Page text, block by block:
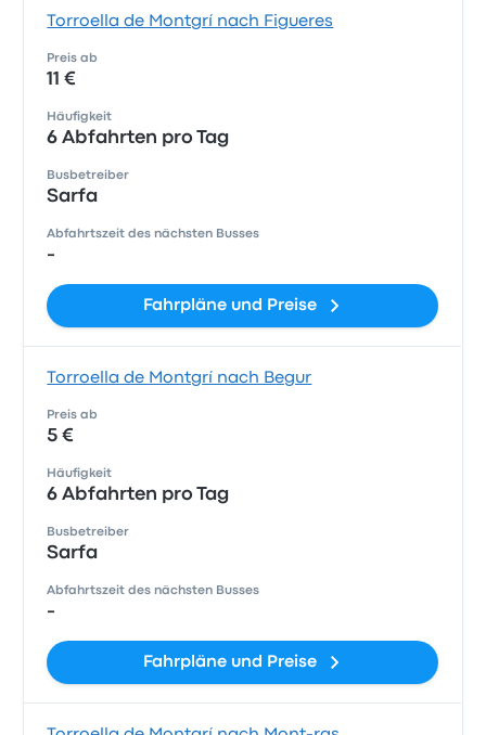
Torroella de Montgrí nach Figueres
Preis ab
11 €
Häufigkeit
6 Abfahrten pro Tag
Busbetreiber
Sarfa
Abfahrtszeit des nächsten Busses
-
Fahrpläne und Preise
Torroella de Montgrí nach Begur
Preis ab
5 €
Häufigkeit
6 Abfahrten pro Tag
Busbetreiber
Sarfa
Abfahrtszeit des nächsten Busses
-
Fahrpläne und Preise